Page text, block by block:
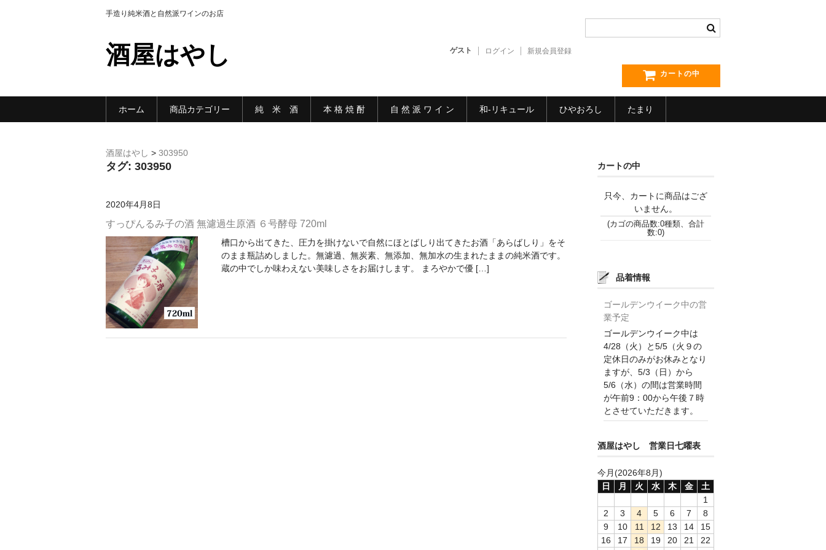
手造り純米酒と自然派ワインのお店
酒屋はやし ゲスト ログイン 新規会員登録
カートの中
ホーム 商品カテゴリー 純 米 酒 本 格 焼 酎 自 然 派 ワ イ ン 和-リキュール ひやおろし たまり
酒屋はやし > 303950
タグ: 303950
2020年4月8日
すっぴんるみ子の酒 無濾過生原酒 ６号酵母 720ml
槽口から出てきた、圧力を掛けないで自然にほとばしり出てきたお酒「あらばしり」をそ
のまま瓶詰めしました。無濾過、無炭素、無添加、無加水の生まれたままの純米酒です。
蔵の中でしか味わえない美味しさをお届けします。 まろやかで優 […]
カートの中
只今、カートに商品はござ
いません。
(カゴの商品数:0種類、合計
数:0)
品着情報
ゴールデンウイーク中の営
業予定
ゴールデンウイーク中は
4/28（火）と5/5（火９の
定休日のみがお休みとなり
ますが、5/3（日）から
5/6（水）の間は営業時間
が午前9：00から午後７時
とさせていただきます。
酒屋はやし 営業日七曜表
今月(2026年8月)
日
月 火 水 木 金
土
1
2
3 4 5 6 7
8
9
10 11 12 13 14
15
16
17 18 19 20 21
22